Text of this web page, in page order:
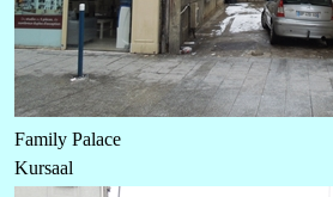
Family Palace
Kursaal